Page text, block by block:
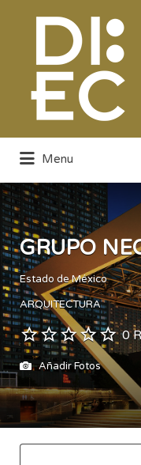
Electrónica
Buscar
Menu
GRUPO
Estado de México
ARQUITECTURA
0
Añadir Fotos